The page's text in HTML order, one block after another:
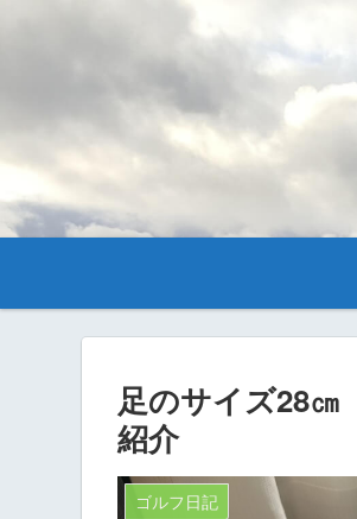
足のサイズ28
紹介
ゴルフ日記